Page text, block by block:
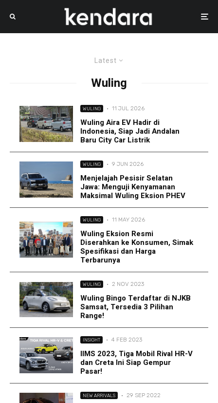
Latest
Wuling
WULING · 11 JUL 2026
Wuling Aira EV Hadir di
Indonesia, Siap Jadi Andalan
Baru City Car Listrik
WULING · 9 JUN 2026
Menjelajah Pesisir Selatan
Jawa: Menguji Kenyamanan
Maksimal Wuling Eksion PHEV
WULING · 11 MAY 2026
Wuling Eksion Resmi
Diserahkan ke Konsumen, Simak
Spesifikasi dan Harga
Terbarunya
WULING · 2 NOV 2023
Wuling Bingo Terdaftar di NJKB
Samsat, Tersedia 3 Pilihan
Range!
INSIGHT · 4 FEB 2023
IIMS 2023, Tiga Mobil Rival HR-V
dan Creta Ini Siap Gempur
Pasar!
NEW ARRIVALS · 29 SEP 2022